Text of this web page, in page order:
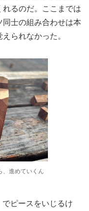
るのだ。ここまでは
士の組み合わせは本
られなかった。
進めていくん
ピースをいじるけ